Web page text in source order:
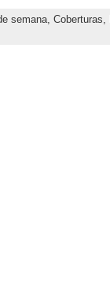
semana, Coberturas,